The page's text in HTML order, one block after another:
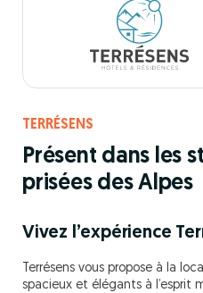
TERRÉSENS
Présent dans les
prisées des Alpes
Vivez l’expérience
Terrésens vous propose à la
spacieux et élégants à l’esprit